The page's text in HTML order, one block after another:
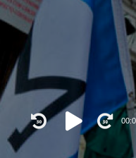
Audio
Player